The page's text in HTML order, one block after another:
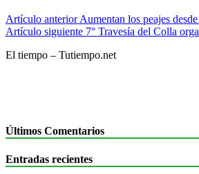
Artículo anteriorAumentan los peajes
Artículo siguiente 7° Travesía del Colla
El tiempo – Tutiempo.net
Últimos Comentarios
Entradas recientes